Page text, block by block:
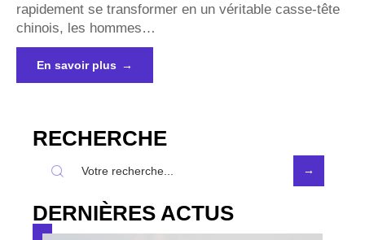
rapidement se transformer en un véritable casse-tête
chinois, les hommes…
En savoir plus
RECHERCHE
DERNIÈRES ACTUS